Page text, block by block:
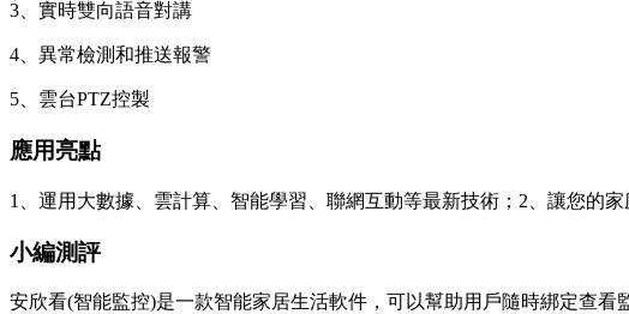
3、實時雙向語音對講
4、異常檢測和推送報警
5、雲台PTZ控製
應用亮點
1、運用大數據、雲計算、智能學習、聯網互動等最新技術；2、讓您的
小編測評
安欣看(智能監控)是一款智能家居生活軟件，可以幫助用戶隨時綁定查